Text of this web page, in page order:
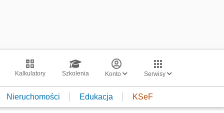
Kalkulatory Szkolenia Konto Serwisy
Nieruchomości Edukacja KSeF